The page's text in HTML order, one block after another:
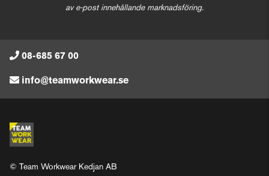
av e-post innehållande marknadsföring.
08-685 67 00
info@teamworkwear.se
© Team Workwear Kedjan AB